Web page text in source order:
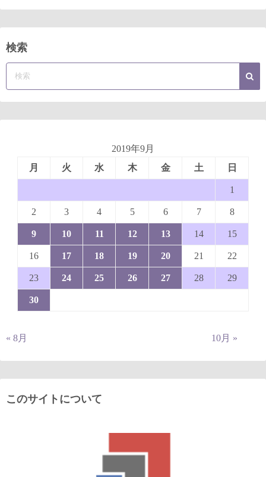
検索
2019年9月
月
火 水 木 金 土 日
1
2 3 4 5 6 7 8
9 10 11 12 13 14 15
16 17 18 19 20 21 22
23 24 25 26 27 28 29
30
« 8月 10月 »
このサイトについて